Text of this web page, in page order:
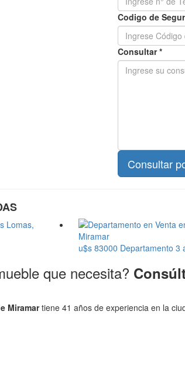
Codigo de
Consultar *
u$s 83000 Departamento 3
que necesita?
Miramartiene 41 años de experiencia en la